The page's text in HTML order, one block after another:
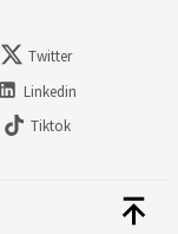
Twitter
Linkedin
Tiktok